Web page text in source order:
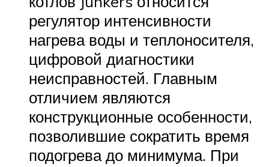
регулятор интенсивности
нагрева воды и теплоносителя,
цифровой диагностики
неисправностей. Главным
отличием являются
конструкционные особенности,
позволившие сократить время
подогрева до минимума. При